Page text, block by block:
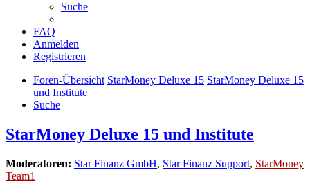
Suche
FAQ
Anmelden
Registrieren
Foren-Übersicht StarMoney Deluxe 15 StarMoney Deluxe 15
und Institute
Suche
StarMoney Deluxe 15 und Institute
Moderatoren: Star Finanz GmbH, Star Finanz Support, StarMoney
Team1